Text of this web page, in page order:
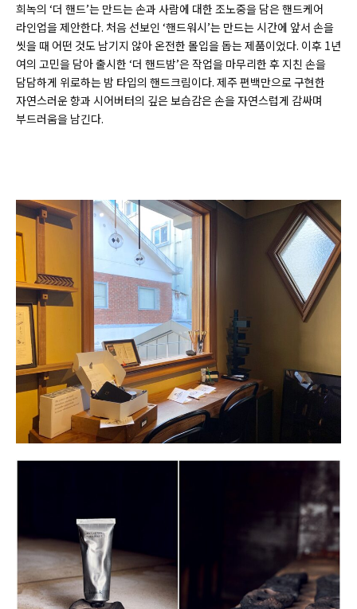
희녹의 ‘더 핸드’는 만드는 손과 사람에 대한 조노중을 담은 핸드케어
라인업을 제안한다. 처음 선보인 ‘핸드워시’는 만드는 시간에 앞서 손을
씻을 때 어떤 것도 남기지 않아 온전한 몰입을 돕는 제품이었다. 이후 1년
여의 고민을 담아 출시한 ‘더 핸드밤’은 작업을 마무리한 후 지친 손을
담담하게 위로하는 밤 타입의 핸드크림이다. 제주 편백만으로 구현한
자연스러운 향과 시어버터의 깊은 보습감은 손을 자연스럽게 감싸며
부드러움을 남긴다.